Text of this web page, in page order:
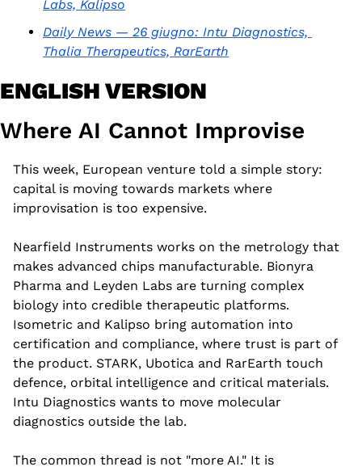
Labs, Kalipso
Daily News — 26 giugno: Intu Diagnostics,
Thalia Therapeutics, RarEarth
ENGLISH VERSION
Where AI Cannot Improvise
This week, European venture told a simple story:
capital is moving towards markets where
improvisation is too expensive.
Nearfield Instruments works on the metrology that
makes advanced chips manufacturable. Bionyra
Pharma and Leyden Labs are turning complex
biology into credible therapeutic platforms.
Isometric and Kalipso bring automation into
certification and compliance, where trust is part of
the product. STARK, Ubotica and RarEarth touch
defence, orbital intelligence and critical materials.
Intu Diagnostics wants to move molecular
diagnostics outside the lab.
The common thread is not "more AI." It is